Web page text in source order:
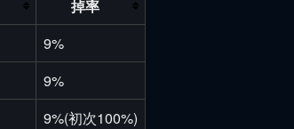
掉率
9%
9%
9%(初次100%)